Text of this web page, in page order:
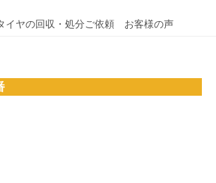
イヤの回収・処分ご依頼 お客様の声